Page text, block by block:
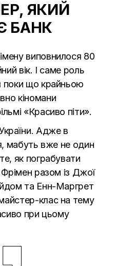
ЯКИЙ
БАНК
виповнилося 80
вік. І саме роль
поки що крайньою
кіномани
«Красиво піти».
Адже в
мабуть вже не один
як пограбувати
разом із Джої
та Енн-Маргрет
клас на тему
при цьому